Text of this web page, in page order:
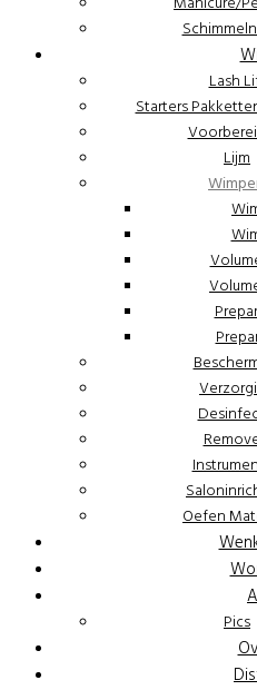
Lash
Starters
Lijm
Oefen
Pics